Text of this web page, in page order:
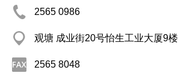
2565 0986
观塘 成业街20号怡生工业大厦9楼
2565 8048